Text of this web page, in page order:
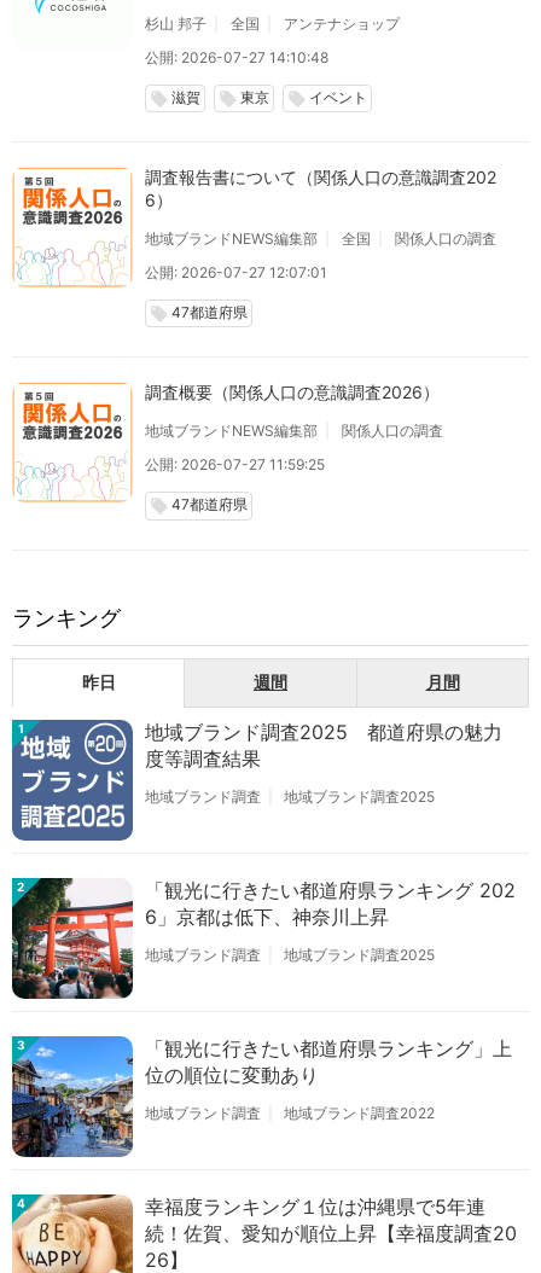
杉山 邦子 全国
アンテナショップ
公開: 2026-07-27 14:10:48
local_offer 滋賀 local_offer 東京 local_offer イベント
調査報告書について（関係人口の意識調査202
6）
地域ブランドNEWS編集部 全国
関係人口の調査
公開: 2026-07-27 12:07:01
local_offer 47都道府県
調査概要（関係人口の意識調査2026）
地域ブランドNEWS編集部
関係人口の調査
公開: 2026-07-27 11:59:25
local_offer 47都道府県
ランキング
昨日 週間 月間
1
地域ブランド調査2025 都道府県の魅力
度等調査結果
地域ブランド調査 地域ブランド調査2025
2
「観光に行きたい都道府県ランキング 202
6」京都は低下、神奈川上昇
地域ブランド調査 地域ブランド調査2025
3
「観光に行きたい都道府県ランキング」上
位の順位に変動あり
地域ブランド調査 地域ブランド調査2022
4
幸福度ランキング１位は沖縄県で5年連
続！佐賀、愛知が順位上昇【幸福度調査20
26】